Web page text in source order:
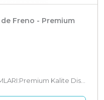
Freno - Premium
DİSK BALATA TAKIMLARI:Premium Kalite Disk Balata Takımları